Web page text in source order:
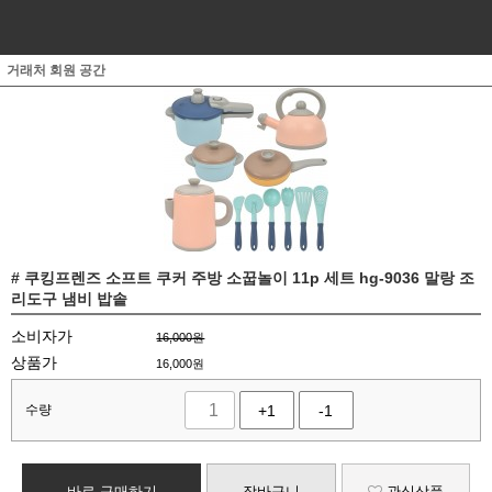
거래처 회원 공간
# 쿠킹프렌즈 소프트 쿠커 주방 소꿉놀이 11p 세트 hg-9036 말랑 조
리도구 냄비 밥솥
소비자가 16,000원
상품가 16,000원
수량 +1 -1